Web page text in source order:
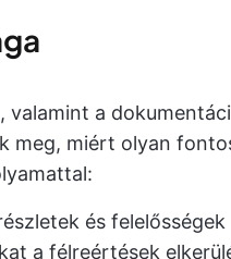
valamint a
meg, miért olyan
és felelősségek
a félreértések